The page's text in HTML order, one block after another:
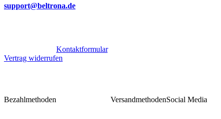
support@beltrona.de
Kontaktformular.
Vertrag widerrufen
Bezahlmethoden VersandmethodenSocial Media